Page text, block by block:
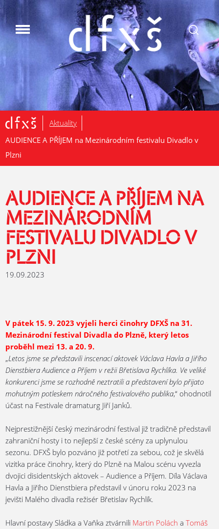
.
Aktuality
AUDIENCE A PŘÍJEM na Mezinárodním festivalu Divadlo v
Plzni
AUDIENCE A PŘÍJEM NA
MEZINÁRODNÍM
FESTIVALU DIVADLO V
PLZNI
19.09.2023
V pátek 15. 9. 2023 vyjeli herci činohry DFXŠ na 31.
Mezinárodní festival Divadla do Plzně, který letos
proběhl mezi 13. a 20. 9.
„Letos jsme se představili inscenací aktovek Václava Havla a Jiřího
Dienstbiera Audience a Příjem v režii Břetislava Rychlíka. Ve veliké
konkurenci jsme se rozhodně neztratili a představení bylo přijato
mohutným potleskem náročného festivalového publika,“ ohodnotil
účast na Festivale dramaturg Jiří Janků.
Nejprestižnější český mezinárodní festival již tradičně představil
zahraniční hosty i to nejlepší z české scény za uplynulou
sezonu. DFXŠ bylo pozváno již potřetí za sebou, což je skvělá
vizitka práce činohry, který do Plzně na Malou scénu vyvezla
dvojici disidentských aktovek – Audience a Příjem. Díla Václava
Havla a Jiřího Dienstbiera představil v únoru roku 2023 na
jevišti Malého divadla režisér Břetislav Rychlík.
Hlavní postavy Sládka a Vaňka ztvárnili Martin Polách aTomáš